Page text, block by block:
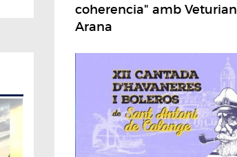
coherencia" amb Veturian
Arana